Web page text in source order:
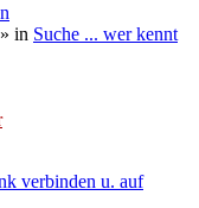
in Suche ... wer kennt
verbinden u. auf